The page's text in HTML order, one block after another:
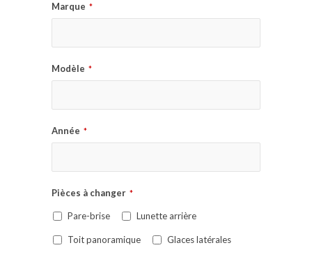
Marque *
Modèle *
Année *
Pièces à changer *
Pare-brise Lunette arrière
Toit panoramique Glaces latérales